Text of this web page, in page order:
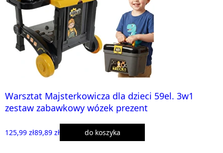
Warsztat Majsterkowicza dla dzieci 59el. 3w1
zestaw zabawkowy wózek prezent
125,99 zł89,89 zł do koszyka